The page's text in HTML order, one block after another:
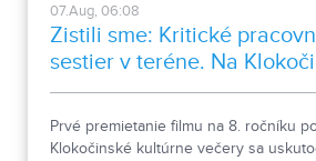
07.Aug, 06:08
Zistili sme: Kritické
sestier v teréne. Na
kultúrne večery
Prvé premietanie filmu na 8. ročníku
Klokočinské kultúrne večery sa